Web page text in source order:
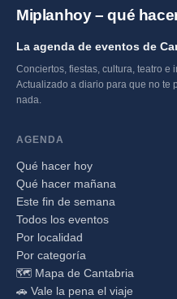
Miplanhoy – qué
La agenda de eventos de
Conciertos, fiestas, cultura, teatro e
Actualizado a diario para que no te
nada.
AGENDA
Qué hacer hoy
Qué hacer mañana
Este fin de semana
Todos los eventos
Por localidad
Por categoría
🗺️ Mapa de Cantabria
🚗 Vale la pena el viaje